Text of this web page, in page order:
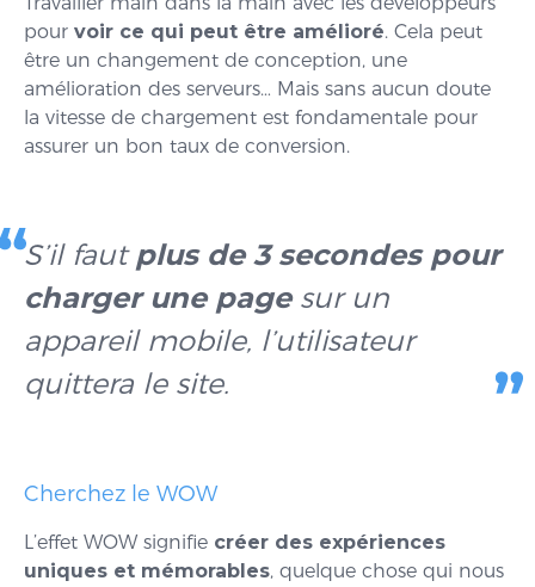
pour voir ce qui peut être amélioré. Cela peut
être un changement de conception, une
amélioration des serveurs… Mais sans aucun doute
la vitesse de chargement est fondamentale pour
assurer un bon taux de conversion.
S’il fautplus de 3 secondes pour
charger une pagesur un
appareil mobile, l’utilisateur
quittera le site.
Cherchez le WOW
L’effet WOW signifie créer des expériences
uniques et mémorables, quelque chose qui nous